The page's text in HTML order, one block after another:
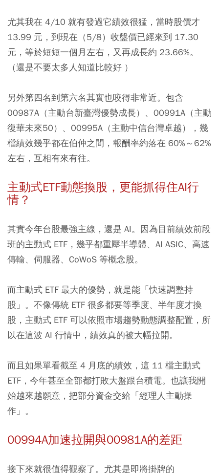
尤其我在 4/10 就有發過它績效很猛，當時股價才
13.99 元，到現在（5/8）收盤價已經來到 17.30
元，等於短短一個月左右，又再成長約 23.66%。
（還是不要太多人知道比較好 ）
另外第四名到第六名其實也咬得非常近。包含
00987A （主動台新臺灣優勢成長）、00991A（主動
復華未來50）、00995A（主動中信台灣卓越），幾
檔績效幾乎都在伯仲之間，報酬率約落在 60%～62%
左右，互相有來有往。
主動式ETF動態換股，更能抓得住AI行
情？
其實今年台股最強主線，還是 AI。因為目前績效前段
班的主動式 ETF，幾乎都重壓半導體、AI ASIC、高速
傳輸、伺服器、CoWoS 等概念股。
而主動式 ETF 最大的優勢，就是能「快速調整持
股」。不像傳統 ETF 很多都要等季度、半年度才換
股，主動式 ETF 可以依照市場趨勢動態調整配置，所
以在這波 AI 行情中，績效真的被大幅拉開。
而且如果單看截至 4 月底的績效，這 11 檔主動式
ETF，今年甚至全部都打敗大盤跟台積電。也讓我開
始越來越願意，把部分資金交給「經理人主動操
作」。
00994A加速拉開與00981A的差距
接下來就很值得觀察了。尤其是即將掛牌的